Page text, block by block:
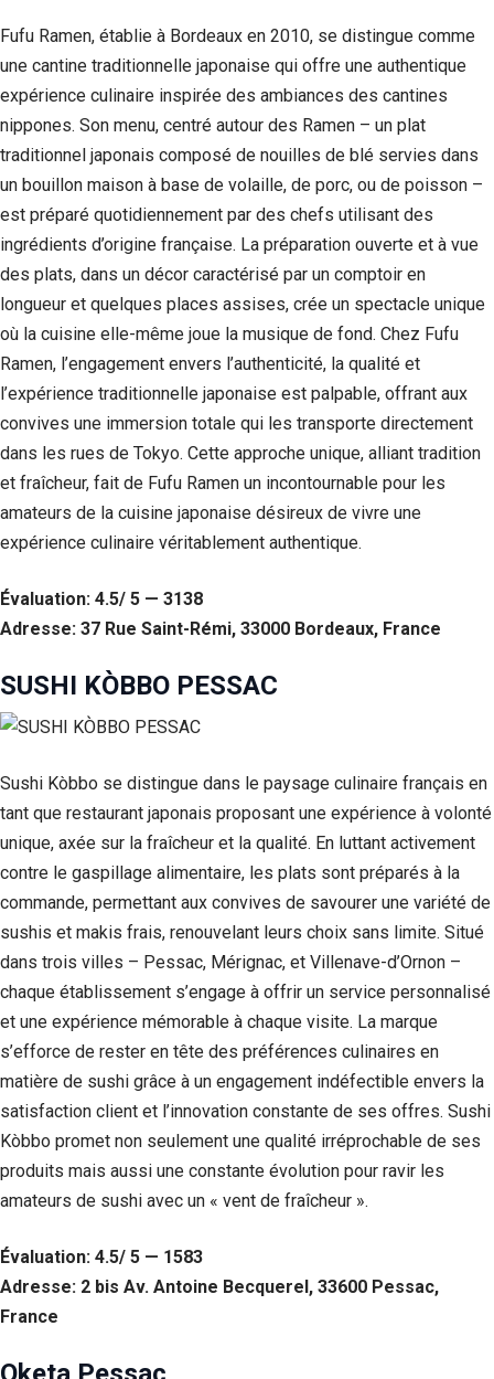
Fufu Ramen, établie à Bordeaux en 2010, se distingue comme
une cantine traditionnelle japonaise qui offre une authentique
expérience culinaire inspirée des ambiances des cantines
nippones. Son menu, centré autour des Ramen – un plat
traditionnel japonais composé de nouilles de blé servies dans
un bouillon maison à base de volaille, de porc, ou de poisson –
est préparé quotidiennement par des chefs utilisant des
ingrédients d’origine française. La préparation ouverte et à vue
des plats, dans un décor caractérisé par un comptoir en
longueur et quelques places assises, crée un spectacle unique
où la cuisine elle-même joue la musique de fond. Chez Fufu
Ramen, l’engagement envers l’authenticité, la qualité et
l’expérience traditionnelle japonaise est palpable, offrant aux
convives une immersion totale qui les transporte directement
dans les rues de Tokyo. Cette approche unique, alliant tradition
et fraîcheur, fait de Fufu Ramen un incontournable pour les
amateurs de la cuisine japonaise désireux de vivre une
expérience culinaire véritablement authentique.
Évaluation: 4.5/ 5 — 3138
Adresse: 37 Rue Saint-Rémi, 33000 Bordeaux, France
SUSHI KÒBBO PESSAC
Sushi Kòbbo se distingue dans le paysage culinaire français en
tant que restaurant japonais proposant une expérience à volonté
unique, axée sur la fraîcheur et la qualité. En luttant activement
contre le gaspillage alimentaire, les plats sont préparés à la
commande, permettant aux convives de savourer une variété de
sushis et makis frais, renouvelant leurs choix sans limite. Situé
dans trois villes – Pessac, Mérignac, et Villenave-d’Ornon –
chaque établissement s’engage à offrir un service personnalisé
et une expérience mémorable à chaque visite. La marque
s’efforce de rester en tête des préférences culinaires en
matière de sushi grâce à un engagement indéfectible envers la
satisfaction client et l’innovation constante de ses offres. Sushi
Kòbbo promet non seulement une qualité irréprochable de ses
produits mais aussi une constante évolution pour ravir les
amateurs de sushi avec un « vent de fraîcheur ».
Évaluation: 4.5/ 5 — 1583
Adresse: 2 bis Av. Antoine Becquerel, 33600 Pessac,
France
Nécessaire
facultatifs. Ils
nécessaires au
fonctionnement